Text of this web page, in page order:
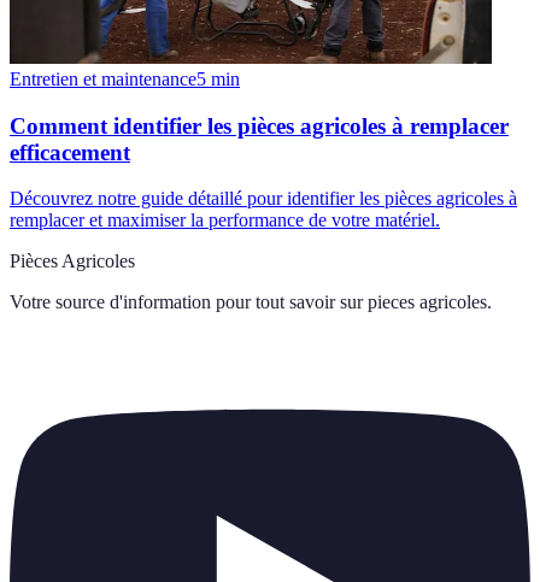
Entretien et maintenance5 min
Comment identifier les pièces agricoles à remplacer
efficacement
Découvrez notre guide détaillé pour identifier les pièces agricoles à
remplacer et maximiser la performance de votre matériel.
Pièces Agricoles
Votre source d'information pour tout savoir sur pieces agricoles.